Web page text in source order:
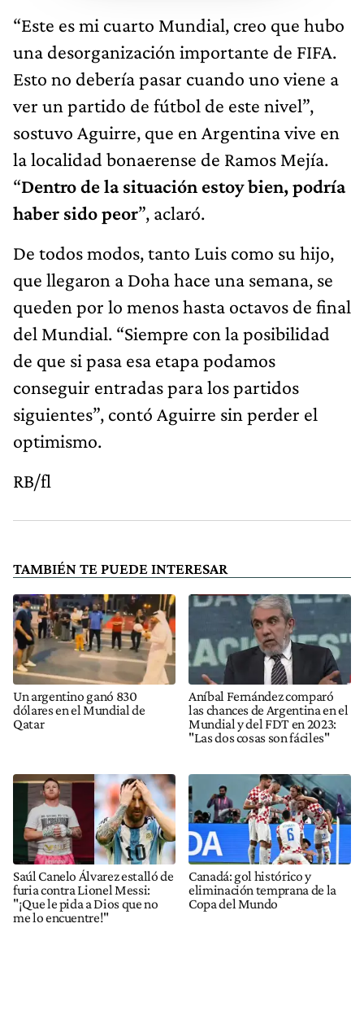
“Este es mi cuarto Mundial, creo que hubo
una desorganización importante de FIFA.
Esto no debería pasar cuando uno viene a
ver un partido de fútbol de este nivel”,
sostuvo Aguirre, que en Argentina vive en
la localidad bonaerense de Ramos Mejía.
“Dentro de la situación estoy bien, podría
haber sido peor”, aclaró.
De todos modos, tanto Luis como su hijo,
que llegaron a Doha hace una semana, se
queden por lo menos hasta octavos de final
del Mundial. “Siempre con la posibilidad
de que si pasa esa etapa podamos
conseguir entradas para los partidos
siguientes”, contó Aguirre sin perder el
optimismo.
RB/fl
TAMBIÉN TE PUEDE INTERESAR
Un argentino ganó 830
dólares en el Mundial de
Qatar
Aníbal Fernández comparó
las chances de Argentina en el
Mundial y del FDT en 2023:
"Las dos cosas son fáciles"
Saúl Canelo Álvarez estalló de
furia contra Lionel Messi:
"¡Que le pida a Dios que no
me lo encuentre!"
Canadá: gol histórico y
eliminación temprana de la
Copa del Mundo